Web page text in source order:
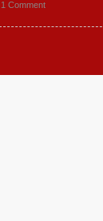
1 Comment